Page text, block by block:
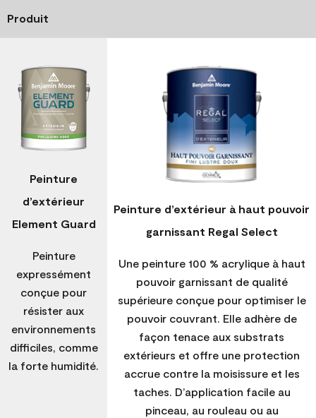
Produit
Peinture
d’extérieur
Element Guard
Peinture
expressément
conçue pour
résister aux
environnements
difficiles, comme
la forte humidité.
Peinture d’extérieur à haut pouvoir
garnissant Regal Select
Une peinture 100 % acrylique à haut
pouvoir garnissant de qualité
supérieure conçue pour optimiser le
pouvoir couvrant. Elle adhère de
façon tenace aux substrats
extérieurs et offre une protection
accrue contre la moisissure et les
taches. D’application facile au
pinceau, au rouleau ou au